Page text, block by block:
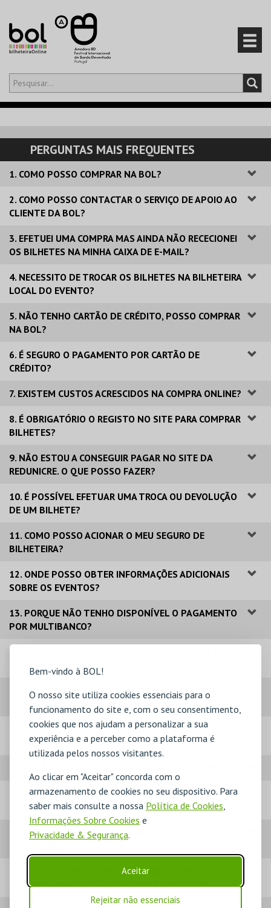
Bem-vindo à BOL!
O nosso site utiliza cookies essenciais para o
funcionamento do site e, com o seu consentimento,
cookies que nos ajudam a personalizar a sua
experiência e a perceber como a plataforma é
utilizada pelos nossos visitantes.
Ao clicar em "Aceitar" concorda com o
armazenamento de cookies no seu dispositivo. Para
saber mais consulte a nossa Política de Cookies
Informações Sobre Cookies e
Privacidade & Segurança.
Aceitar
Rejeitar não essenciais
Olá,iniciar sessão
CARRINHO
EVENTOS
CARTÕES
PERGUNTAS MAIS FREQUENTES
1. COMO POSSO COMPRAR NA BOL?
2. COMO POSSO CONTACTAR O SERVIÇO DE APOIO AO
CLIENTE DA BOL?
3. EFETUEI UMA COMPRA MAS AINDA NÃO RECECIONEI
OS BILHETES NA MINHA CAIXA DE E-MAIL?
4. NECESSITO DE TROCAR OS BILHETES NA BILHETEIRA
LOCAL DO EVENTO?
5. NÃO TENHO CARTÃO DE CRÉDITO, POSSO COMPRAR
NA BOL?
6. É SEGURO O PAGAMENTO POR CARTÃO DE
CRÉDITO?
7. EXISTEM CUSTOS ACRESCIDOS NA COMPRA ONLINE?
8. É OBRIGATÓRIO O REGISTO NO SITE PARA COMPRAR
BILHETES?
9. NÃO ESTOU A CONSEGUIR PAGAR NO SITE DA
REDUNICRE. O QUE POSSO FAZER?
10. É POSSÍVEL EFETUAR UMA TROCA OU DEVOLUÇÃO
DE UM BILHETE?
11. COMO POSSO ACIONAR O MEU SEGURO DE
BILHETEIRA?
12. ONDE POSSO OBTER INFORMAÇÕES ADICIONAIS
SOBRE OS EVENTOS?
13. PORQUE NÃO TENHO DISPONÍVEL O PAGAMENTO
POR MULTIBANCO?
NÃO O MEU.
15. POSSO COMPRAR BILHETES NO PRÓPRIO DIA DO
EVENTO?
16. POSSO COMPRAR BILHETES PARA VÁRIOS
EVENTOS?
18. POSSO IMPRIMIR OS BILHETES A PRETO E
BRANCO?
19. QUAIS OS MODOS DE PAGAMENTOS DISPONÍVEIS
20. QUANTO TEMPO DEMORA A DEBITAREM O VALOR
DA COMPRA NO CARTÃO DE CRÉDITO/DÉBITO?